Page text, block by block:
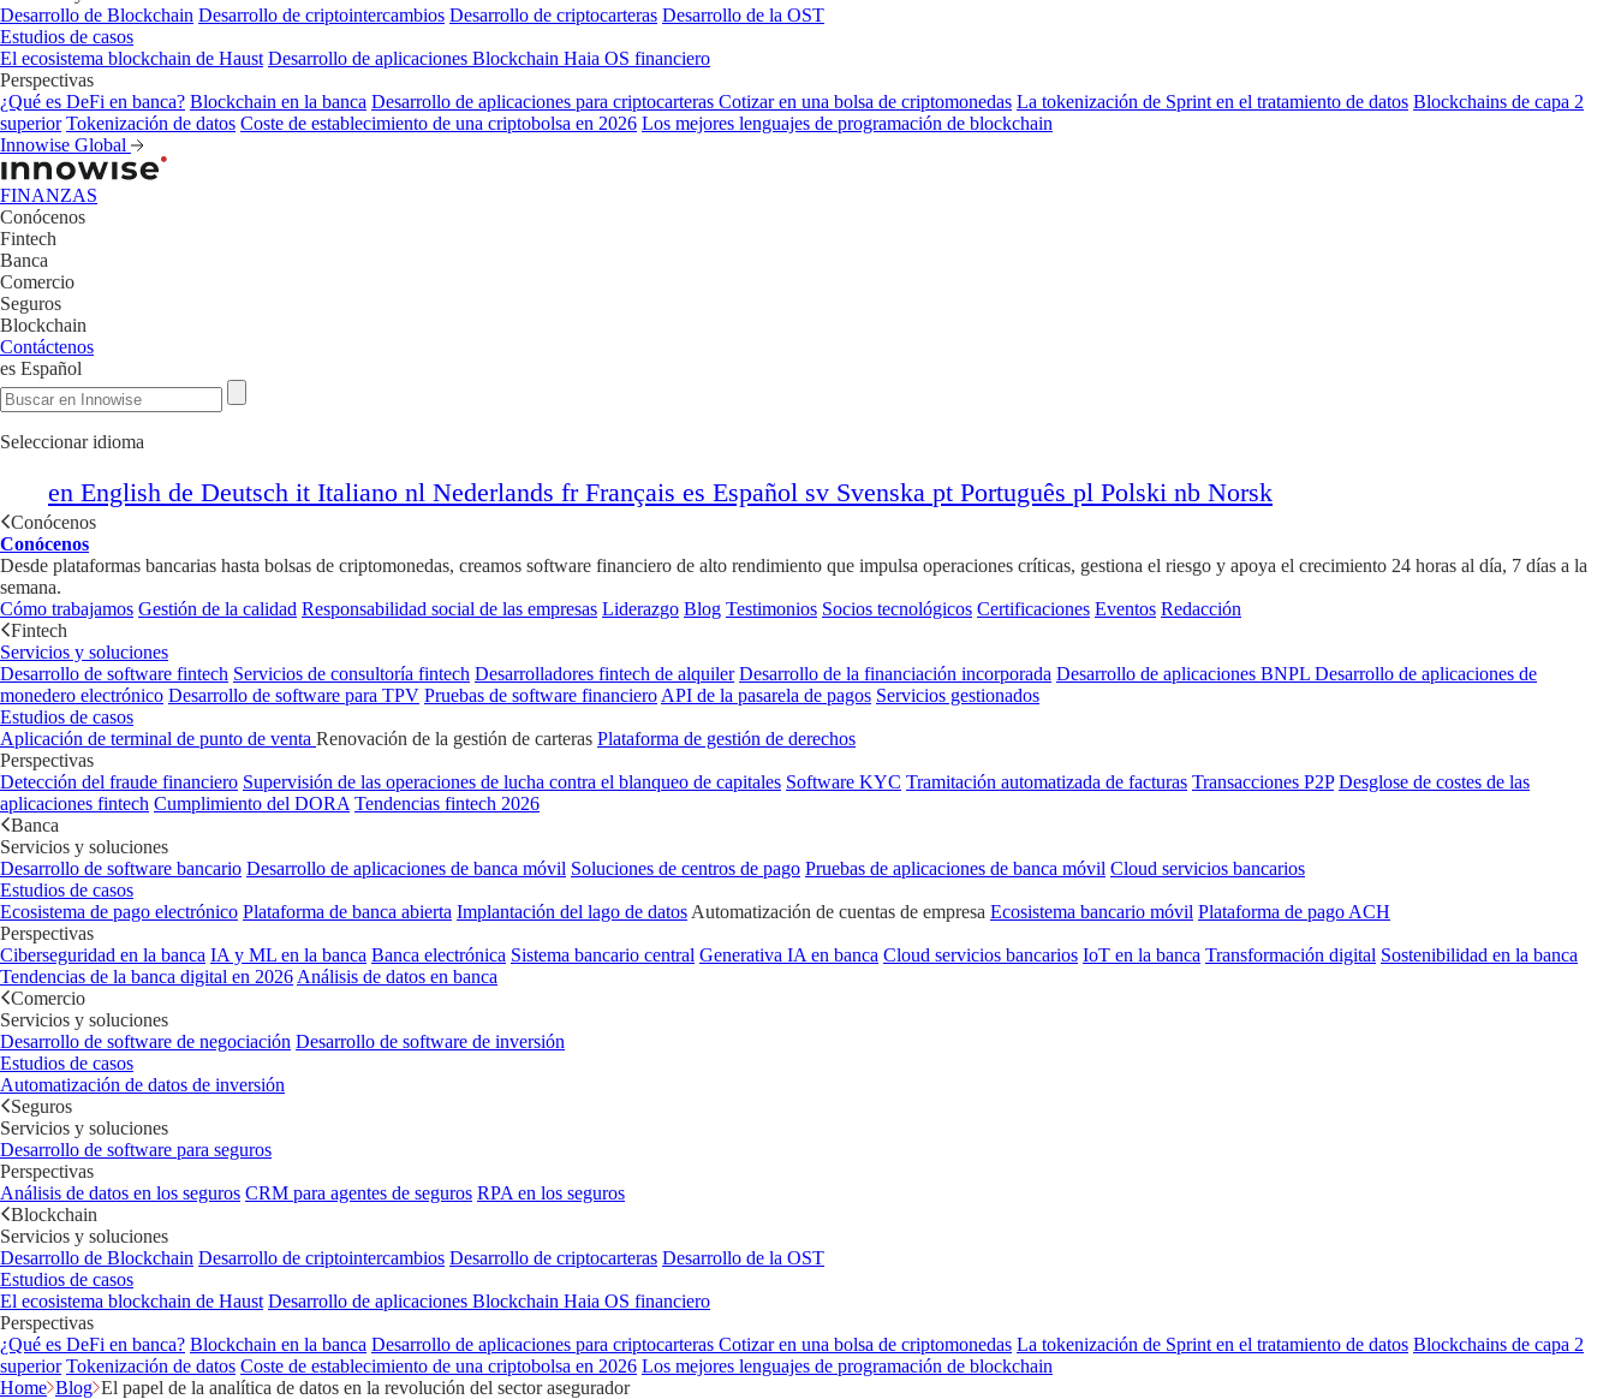
Desarrollo de Blockchain Desarrollo de criptointercambios Desarrollo de criptocarteras Desarrollo de la OST
Estudios de casos
El ecosistema blockchain de Haust Desarrollo de aplicaciones Blockchain Haia OS financiero
Perspectivas
¿Qué es DeFi en banca? Blockchain en la banca Desarrollo de aplicaciones para criptocarteras Cotizar en una bolsa de criptomonedas La tokenización de Sprint en el tratamiento de datos Blockchains de capa 2
superior Tokenización de datos Coste de establecimiento de una criptobolsa en 2026 Los mejores lenguajes de programación de blockchain
Innowise Global
FINANZAS
Conócenos
Fintech
Banca
Comercio
Seguros
Blockchain
Contáctenos
es Español
Seleccionar idioma
en English de Deutsch it Italiano nl Nederlands frFrançais es Español sv Svenska pt Português pl Polski nb Norsk
Conócenos
Conócenos
Desde plataformas bancarias hasta bolsas de criptomonedas, creamos software financiero de alto rendimiento que impulsa operaciones críticas, gestiona el riesgo y apoya el crecimiento 24 horas al día, 7 días a la
semana.
Cómo trabajamos Gestión de la calidad Responsabilidad social de las empresas Liderazgo Blog Testimonios Socios tecnológicos Certificaciones Eventos Redacción
Fintech
Servicios y soluciones
Desarrollo de software fintech Servicios de consultoría fintech Desarrolladores fintech de alquiler Desarrollo de la financiación incorporada Desarrollo de aplicaciones BNPL Desarrollo de aplicaciones de
monedero electrónico Desarrollo de software para TPV Pruebas de software financiero API de la pasarela de pagos Servicios gestionados
Estudios de casos
Aplicación de terminal de punto de venta Renovación de la gestión de carteras Plataforma de gestión de derechos
Perspectivas
Detección del fraude financiero Supervisión de las operaciones de lucha contra el blanqueo de capitales Software KYC Tramitación automatizada de facturas Transacciones P2P Desglose de costes de las
aplicaciones fintech Cumplimiento del DORA Tendencias fintech 2026
Banca
Servicios y soluciones
Desarrollo de software bancario Desarrollo de aplicaciones de banca móvil Soluciones de centros de pago Pruebas de aplicaciones de banca móvil Cloud servicios bancarios
Estudios de casos
Ecosistema de pago electrónico Plataforma de banca abierta Implantación del lago de datos Automatización de cuentas de empresa Ecosistema bancario móvil Plataforma de pago ACH
Perspectivas
Ciberseguridad en la banca IA y ML en la banca Banca electrónica Sistema bancario central Generativa IA en banca Cloud servicios bancarios IoT en la banca Transformación digital Sostenibilidad en la banca
Tendencias de la banca digital en 2026 Análisis de datos en banca
Comercio
Servicios y soluciones
Desarrollo de software de negociación Desarrollo de software de inversión
Estudios de casos
Automatización de datos de inversión
Seguros
Servicios y soluciones
Desarrollo de software para seguros
Perspectivas
Análisis de datos en los seguros CRM para agentes de seguros RPA en los seguros
Blockchain
Servicios y soluciones
Desarrollo de Blockchain Desarrollo de criptointercambios Desarrollo de criptocarteras Desarrollo de la OST
Estudios de casos
El ecosistema blockchain de Haust Desarrollo de aplicaciones Blockchain Haia OS financiero
Perspectivas
¿Qué es DeFi en banca? Blockchain en la banca Desarrollo de aplicaciones para criptocarteras Cotizar en una bolsa de criptomonedas La tokenización de Sprint en el tratamiento de datos Blockchains de capa 2
superior Tokenización de datos Coste de establecimiento de una criptobolsa en 2026 Los mejores lenguajes de programación de blockchain
Home Blog El papel de la analítica de datos en la revolución del sector asegurador